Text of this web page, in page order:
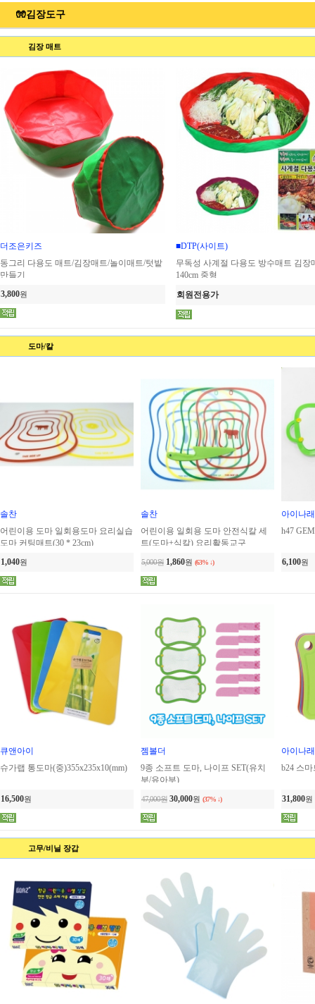
🧤김장도구
김장 매트
더조은키즈
동그리 다용도 매트/김장매트/놀이매트/텃밭
만들기
3,800원
■DTP(사이트)
무독성 사계절 다용도 방수매트 김장
140cm 중형
회원전용가
도마/칼
솔찬
어린이용 도마 일회용도마 요리실습
도마 커팅매트(30 * 23cm)
1,040원
솔찬
어린이용 일회용 도마 안전식칼 세
트(도마+식칼) 요리활동교구
5,000원 1,860원 (63% ↓)
아이나래
h47
6,100원
큐앤아이
슈가랩 통도마(중)355x235x10(mm)
16,500원
젬볼더
9종 소프트 도마, 나이프 SET(유치
부/유아부)
47,000원 30,000원 (37% ↓)
아이나래
b24 스
31,800원
고무/비닐 장갑